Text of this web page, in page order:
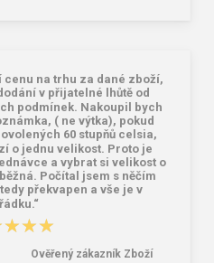
na trhu za dané zboží,
v přijatelné lhůtě od
podmínek. Nakoupil bych
( ne výtka), pokud
60 stupňů celsia,
o jednu velikost. Proto je
a vybrat si velikost o
Počítal jsem s něčím
překvapen a vše je v
Ověřený zákazník Zboží